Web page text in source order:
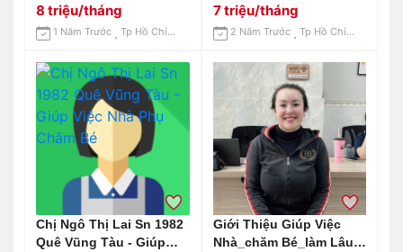
8 triệu/tháng
1 Năm Trước Tp Hồ Chí Minh
7 triệu/tháng
2 Năm Trước Tp Hồ Chí Minh
Chị Ngô Thị Lai Sn 1982
Quê Vũng Tàu - Giúp
Giới Thiệu Giúp Việc
Nhà_chăm Bé_làm Lâu